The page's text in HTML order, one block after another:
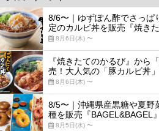
8/6〜｜ゆずぽん酢でさっぱ
定のカルビ丼を販売『焼き
8月6日(木) 〜
『焼きたてのかるび』から
売！大人気の「豚カルビ丼
8月6日(木) 〜
8/5〜｜沖縄県産黒糖や夏野
種を販売『BAGEL&BAGEL』
8月5日(水) 〜